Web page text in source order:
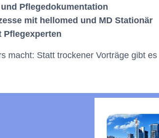
Pflegedokumentation
mit hellomed und MD Stationär
Pflegexperten
macht: Statt trockener Vorträge gibt es